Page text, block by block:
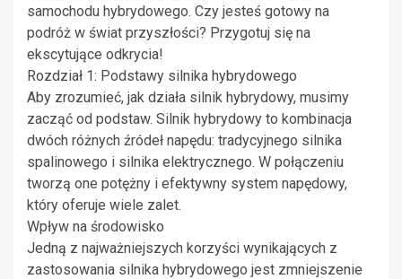
samochodu hybrydowego. Czy jesteś gotowy na
podróż w świat przyszłości? Przygotuj się na
ekscytujące odkrycia!
Rozdział 1: Podstawy silnika hybrydowego
Aby zrozumieć, jak działa silnik hybrydowy, musimy
zacząć od podstaw. Silnik hybrydowy to kombinacja
dwóch różnych źródeł napędu: tradycyjnego silnika
spalinowego i silnika elektrycznego. W połączeniu
tworzą one potężny i efektywny system napędowy,
który oferuje wiele zalet.
Wpływ na środowisko
Jedną z najważniejszych korzyści wynikających z
zastosowania silnika hybrydowego jest zmniejszenie